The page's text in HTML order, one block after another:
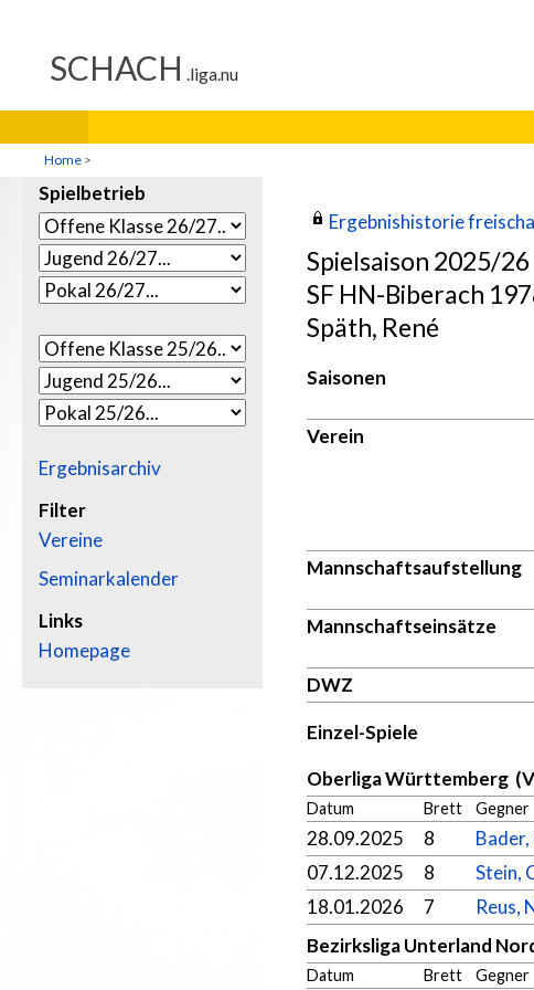
Home >
Spielbetrieb
Ergebnisarchiv
Filter
Vereine
Seminarkalender
Links
Homepage
Ergebnishistorie
Spielsaison 2025/26
SF HN-Biberach
Späth, René
Saisonen
Verein
Mannschaftsaufstellung
Mannschaftseinsätze
DWZ
Einzel-Spiele
Oberliga Württemberg
Datum Brett Gegner
28.09.2025 8
07.12.2025
8 Stein,
18.01.2026
7 Reus,
Bezirksliga Unterland
Datum Brett Gegner